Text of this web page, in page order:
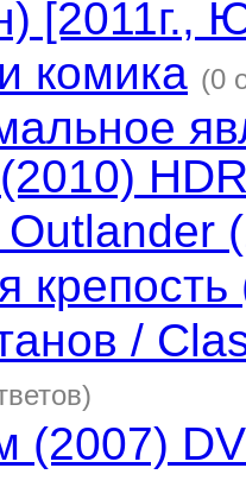
[2011г.,
комика (0
Outlander
/
(2007)